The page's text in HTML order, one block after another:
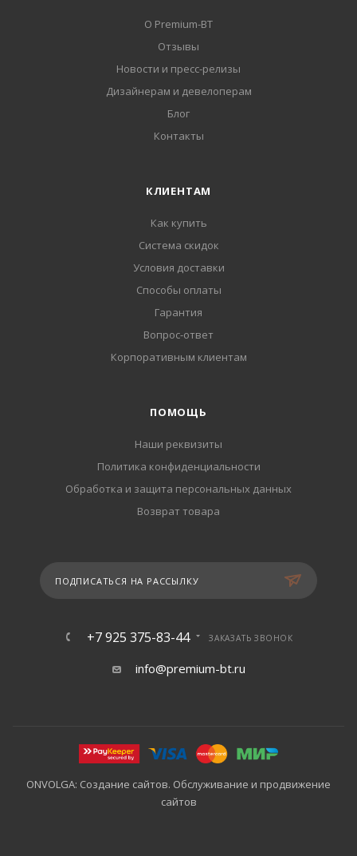
О Premium-BT
Отзывы
Новости и пресс-релизы
Дизайнерам и девелоперам
Блог
Контакты
КЛИЕНТАМ
Как купить
Система скидок
Условия доставки
Способы оплаты
Гарантия
Вопрос-ответ
Корпоративным клиентам
ПОМОЩЬ
Наши реквизиты
Политика конфиденциальности
Обработка и защита персональных данных
Возврат товара
ПОДПИСАТЬСЯ НА РАССЫЛКУ
+7 925 375-83-44 ЗАКАЗАТЬ ЗВОНОК
info@premium-bt.ru
ONVOLGA: Создание сайтов. Обслуживание и продвижение
сайтов